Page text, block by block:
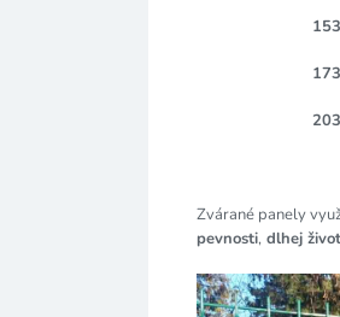
153
173
203
Zvárané panely
pevnosti, dlhej